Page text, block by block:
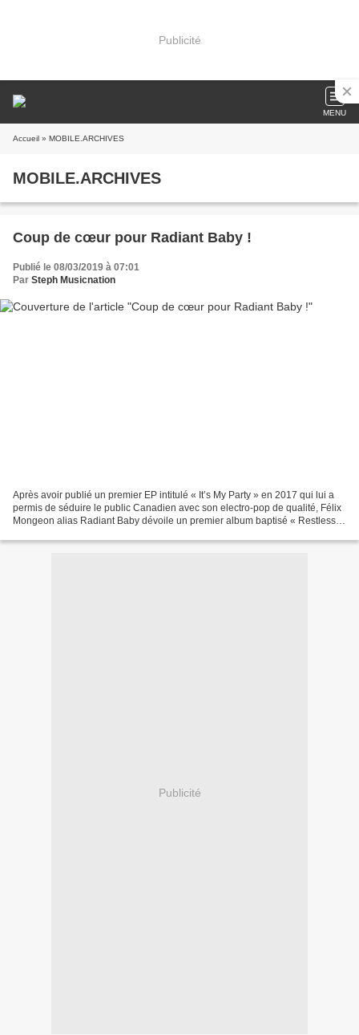
Publicité
MENU
Accueil » MOBILE.ARCHIVES
MOBILE.ARCHIVES
Coup de cœur pour Radiant Baby !
Publié le 08/03/2019 à 07:01
Par Steph Musicnation
Après avoir publié un premier EP intitulé « It’s My Party » en 2017 qui lui a
permis de séduire le public Canadien avec son electro-pop de qualité, Félix
Mongeon alias Radiant Baby dévoile un premier album baptisé « Restless ».
Publicité